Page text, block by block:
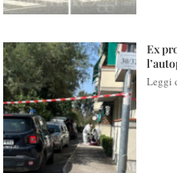
Ex
Leggi